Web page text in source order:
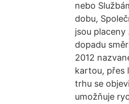
nebo
dobu,
jsou
dopadu
2012
kartou, přes
trhu se
umožňuje